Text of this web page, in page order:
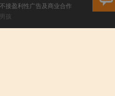
接盈利性广告及商业合作
孩